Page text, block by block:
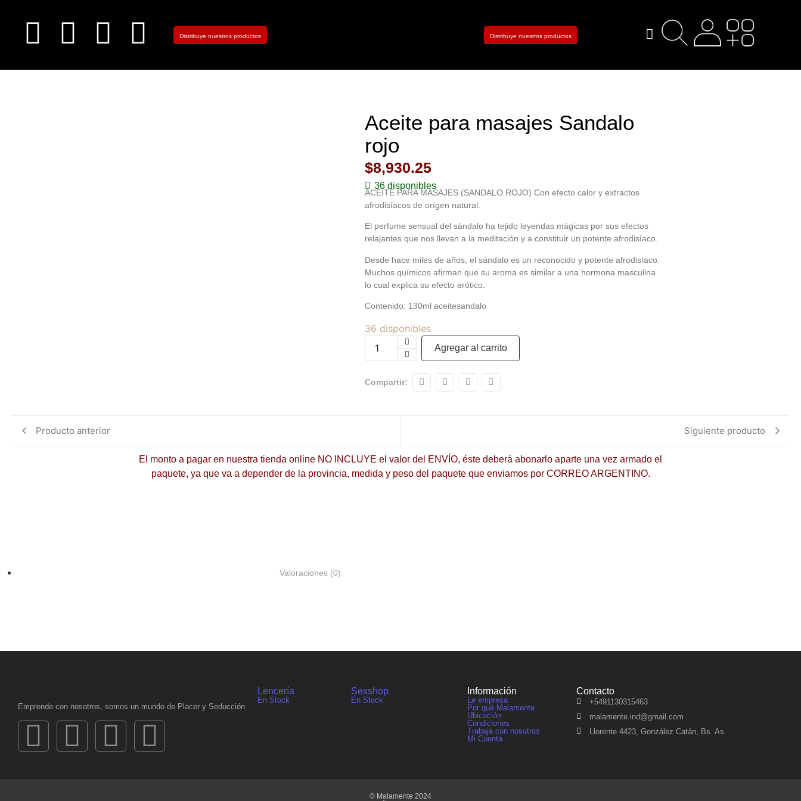
Distribuye nuestros productos Distribuye nuestros productos
Aceite para masajes Sandalo
rojo
$8,930.25
36 disponibles
ACEITE PARA MASAJES (SANDALO ROJO) Con efecto calor y extractos
afrodisíacos de orígen natural.
El perfume sensual del sándalo ha tejido leyendas mágicas por sus efectos
relajantes que nos llevan a la meditación y a constituir un potente afrodisíaco.
Desde hace miles de años, el sándalo es un reconocido y potente afrodisíaco.
Muchos químicos afirman que su aroma es similar a una hormona masculina
lo cual explica su efecto erótico.
Contenido: 130ml aceitesandalo
36 disponibles
Agregar al carrito
Compartir:
Producto anterior Siguiente producto
El monto a pagar en nuestra tienda online NO INCLUYE el valor del ENVÍO, éste deberá abonarlo aparte una vez armado el
paquete, ya que va a depender de la provincia, medida y peso del paquete que enviamos por CORREO ARGENTINO.
Valoraciones (0)
Emprende con nosotros, somos un mundo de Placer y Seducción
Lencería
En Stock
Sexshop
En Stock
Información
Le empresa
Por qué Malamente
Ubicación
Condiciones
Trabajá con nosotros
Mi Cuenta
Contacto
+5491130315463
malamente.ind@gmail.com
Llorente 4423, González Catán, Bs. As.
© Malamente 2024